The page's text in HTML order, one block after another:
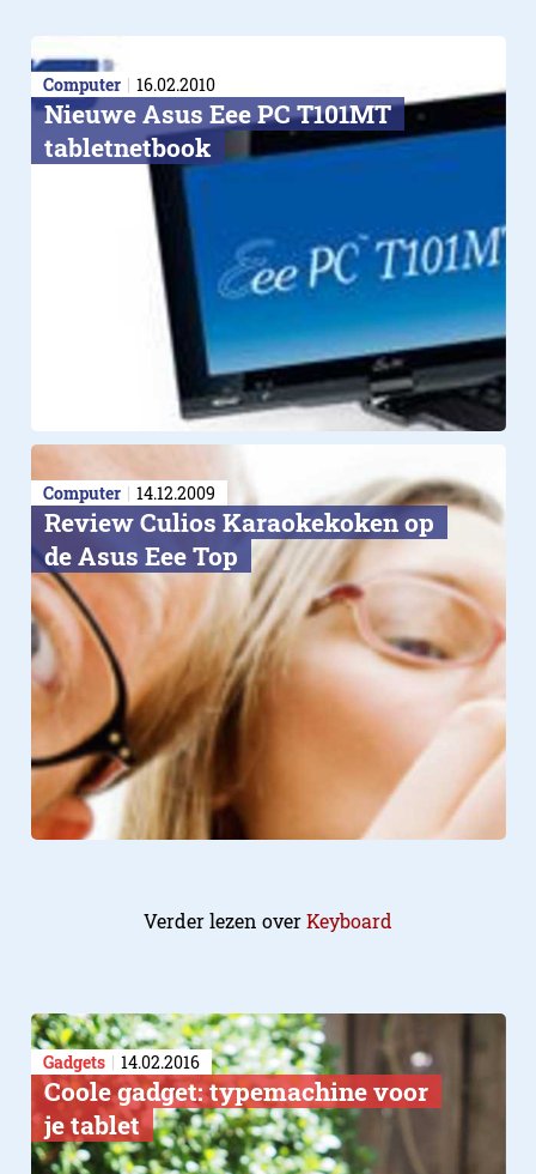
Computer 16.02.2010
Nieuwe Asus Eee PC T101MT
tabletnetbook
Computer 14.12.2009
Review Culios Karaokekoken op
de Asus Eee Top
Verder lezen overKeyboard
Gadgets 14.02.2016
Coole gadget: typemachine voor
je tablet